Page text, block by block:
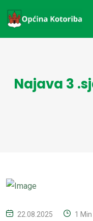
Najava 3
22.08.2025 1